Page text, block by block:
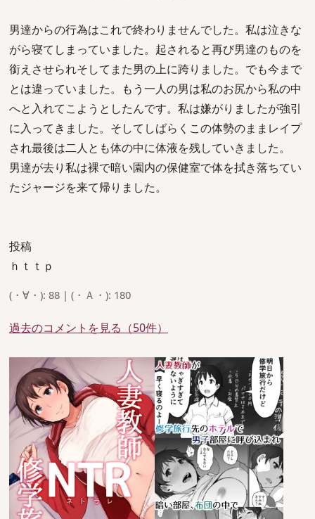
男達からの行為はこれで終わりませんでした。私は泣きな
がら寝てしまっていました。起されると再び男達のものを
銜えさせられそしてまた男の上に跨りました。でも今まで
とは違っていました。もう一人の男は私のお尻から私の中
へと入れてこようとしたんです。私は嫌がりましたが強引
に入ってきました。そしてしばらくこの体勢のままレイプ
され最後は二人とも体の中に体液を残していきました。
男達が去り私は裸で暗い園内の保健室で体を拭き落ちてい
たジャージを来て帰りました。
投稿
ｈｔｔｐ
(・∀・): 88 | (・Ａ・): 180
過去のコメントを見る（50件）